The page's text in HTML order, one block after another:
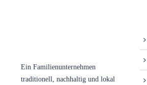
Ein Familienunternehmen
traditionell, nachhaltig und lokal